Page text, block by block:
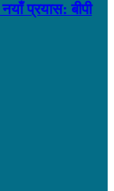
प्रयास: बीपी